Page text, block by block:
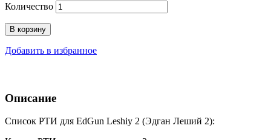
Количество
В корзину
Добавить в избранное
Описание
Список РТИ для EdGun Leshiy 2 (Эдган Леший 2):